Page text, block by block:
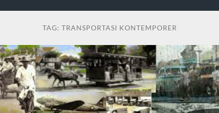
TAG: TRANSPORTASI KONTEMPORER